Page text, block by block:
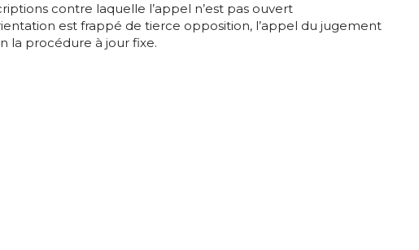
contre laquelle l’appel n’est pas ouvert
est frappé de tierce opposition, l’appel du jugement
la procédure à jour fixe.